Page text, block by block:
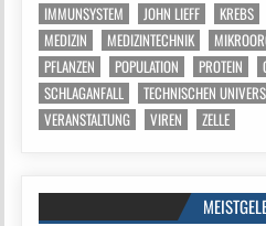
IMMUNSYSTEM
JOHN LIEFF KREBS
MEDIZIN
MEDIZINTECHNIK
PFLANZEN
POPULATION PROTEIN
SCHLAGANFALL
TECHNISCHEN
VERANSTALTUNG
VIREN ZELLE